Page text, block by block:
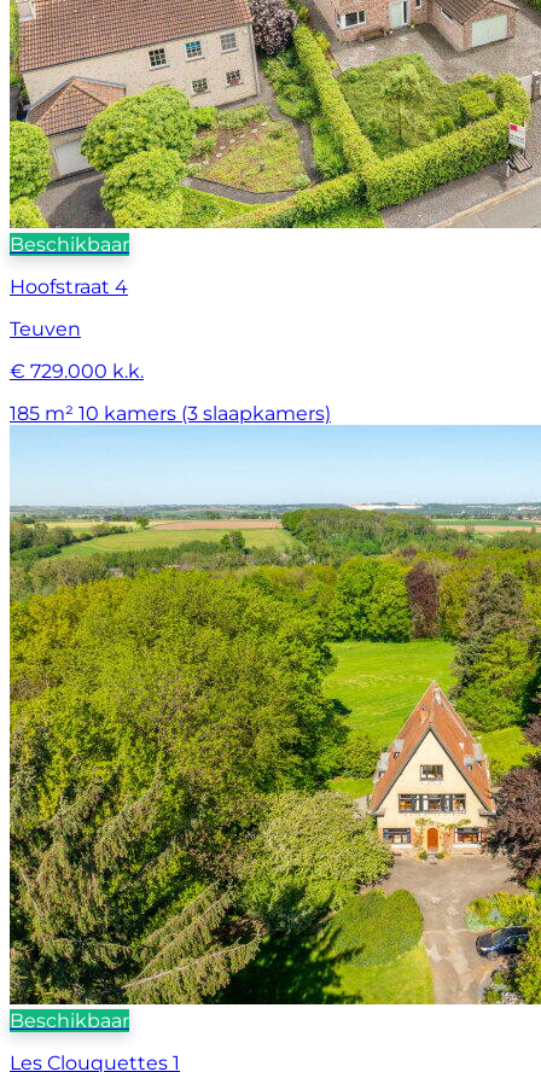
Beschikbaar
Hoofstraat 4
Teuven
€ 729.000 k.k.
185 m² 10 kamers (3 slaapkamers)
Beschikbaar
Les Clouquettes 1